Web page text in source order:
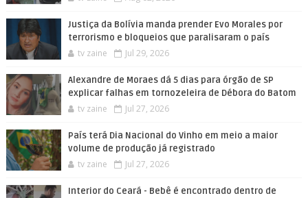
Justiça da Bolívia manda prender Evo Morales por
terrorismo e bloqueios que paralisaram o país
tv zaine Jul 29, 2026
Alexandre de Moraes dá 5 dias para órgão de SP
explicar falhas em tornozeleira de Débora do Batom
tv zaine Jul 27, 2026
País terá Dia Nacional do Vinho em meio a maior
volume de produção já registrado
tv zaine Jul 27, 2026
Interior do Ceará - Bebê é encontrado dentro de